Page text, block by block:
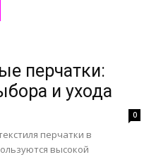
перчатки:
и ухода
0
перчатки в
высокой